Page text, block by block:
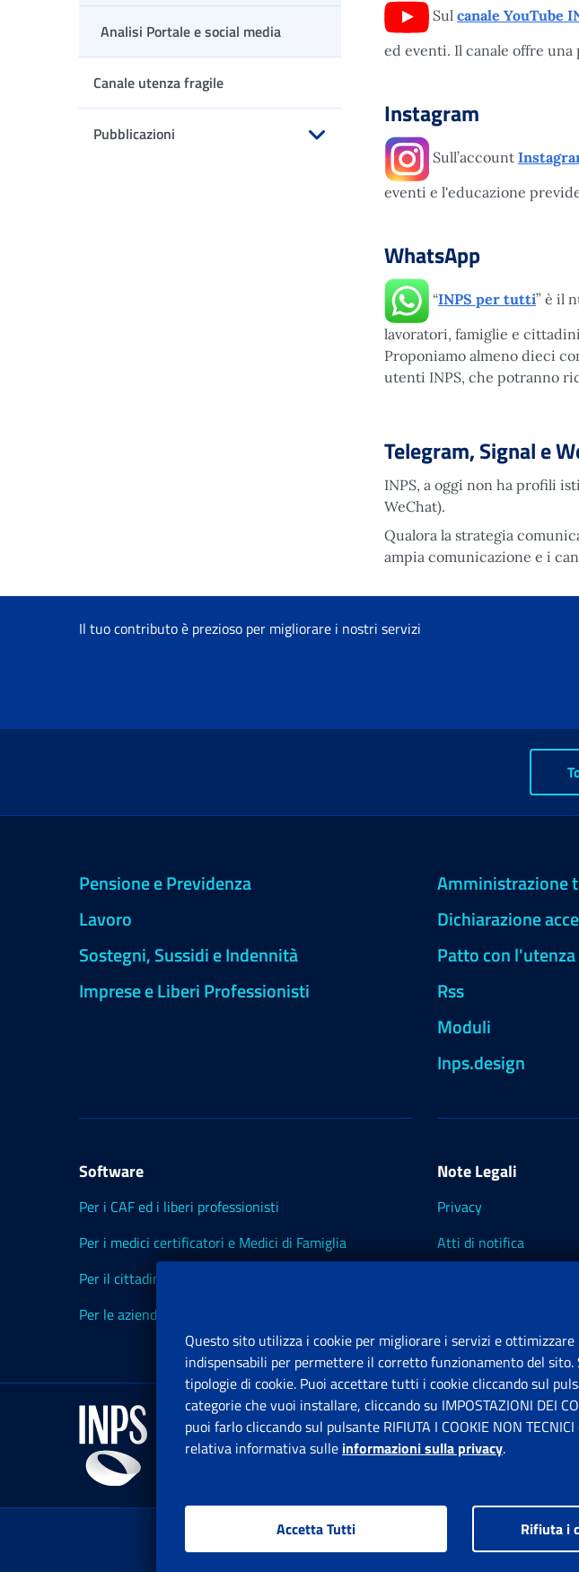
Analisi Portale e social media
Canale utenza fragile
Pubblicazioni
Sul canale YouTube
ed eventi. Il canale offre
Instagram
Sull’account
eventi e l'educazione
WhatsApp
“INPS per tutti” è il
lavoratori, famiglie e
Proponiamo almeno dieci
utenti INPS, che potranno
Telegram, Signal e
INPS, a oggi non ha profili
WeChat).
Qualora la strategia
ampia comunicazione e i
Il tuo contributo è prezioso per migliorare i nostri servizi
Pensione e Previdenza
Lavoro
Sostegni, Sussidi e Indennità
Imprese e Liberi Professionisti
Amministrazione
Dichiarazione
Patto con l'utenza
Rss
Moduli
Inps.design
Software
Per i CAF ed i liberi professionisti
Per i medici certificatori e Medici di Famiglia
Per il cittadino
Per le aziende ed i Consulenti
Note Legali
Privacy
Atti di notifica
www.inps.gov.it © 1997-2026
Questo sito utilizza i cookie per migliorare i servizi e
indispensabili per permettere il corretto funzionamento del
tipologie di cookie. Puoi accettare tutti i cookie cliccando sul
categorie che vuoi installare, cliccando su IMPOSTAZIONI DEI
puoi farlo cliccando sul pulsante RIFIUTA I COOKIE NON
relativa informativa sulle informazioni sulla privacy.
Accetta Tutti Rifiuta i